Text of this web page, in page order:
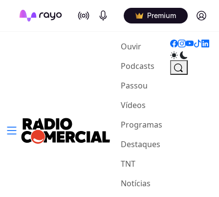
On Air Podcasts Premium Log in
Ouvir(current)
Podcasts
Passou
Vídeos
Programas
Destaques
TNT
Notícias